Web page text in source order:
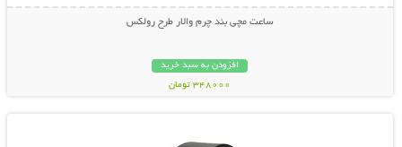
ساعت مچی بند چرم والار طرح رولکس
افزودن به سبد خرید
348000 تومان
نمایش توضیحات بیشتر